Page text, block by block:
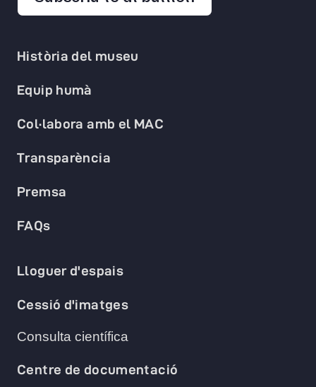
Història del museu
Equip humà
Col·labora amb el MAC
Transparència
Premsa
FAQs
Lloguer d'espais
Cessió d'imatges
Consulta científica
Centre de documentació